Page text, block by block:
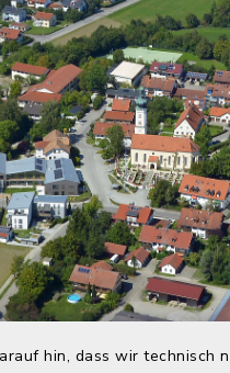
hin, dass wir technisch